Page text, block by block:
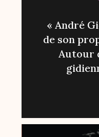
« André
de son
Autour